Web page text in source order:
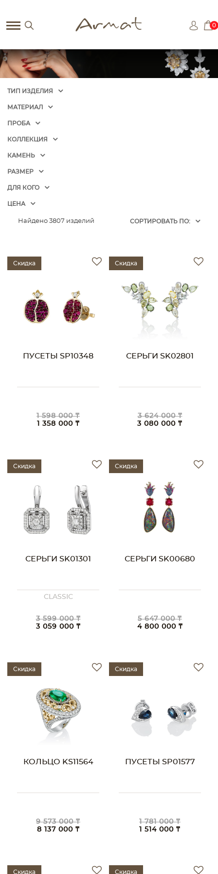
0
ТИП ИЗДЕЛИЯ
МАТЕРИАЛ
ПРОБА
КОЛЛЕКЦИЯ
КАМЕНЬ
РАЗМЕР
ДЛЯ КОГО
ЦЕНА
Найдено 3807 изделий CОРТИРОВАТЬ ПО:
Скидка
ПУСЕТЫ SP10348
1 598 000 ₸
1 358 000 ₸
Скидка
СЕРЬГИ SK02801
3 624 000 ₸
3 080 000 ₸
Скидка
СЕРЬГИ SK01301
CLASSIC
3 599 000 ₸
3 059 000 ₸
Скидка
СЕРЬГИ SK00680
5 647 000 ₸
4 800 000 ₸
Скидка
КОЛЬЦО KS11564
9 573 000 ₸
8 137 000 ₸
Скидка
ПУСЕТЫ SP01577
1 781 000 ₸
1 514 000 ₸
Скидка Скидка